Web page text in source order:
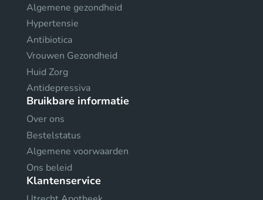
Algemene gezondheid
Hypertensie
Antibiotica
Vrouwen Gezondheid
Huid Zorg
Antidepressiva
Bruikbare informatie
Over ons
Bestelstatus
Algemene voorwaarden
Ons beleid
Klantenservice